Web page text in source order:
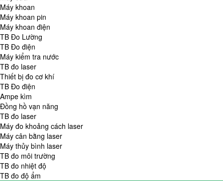
Máy khoan
Máy khoan pin
Máy khoan điện
TB Đo Lường
TB Đo điện
Máy kiểm tra nước
TB đo laser
Thiết bị đo cơ khí
TB Đo điện
Ampe kìm
Đồng hồ vạn năng
TB đo laser
Máy đo khoảng cách laser
Máy cân bằng laser
Máy thủy bình laser
TB đo môi trường
TB đo nhiệt độ
TB đo độ ẩm